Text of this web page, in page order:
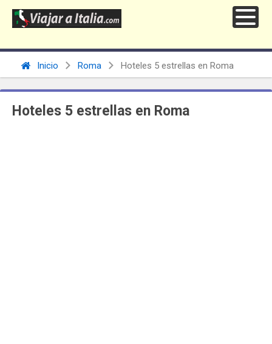
Inicio Roma Hoteles 5 estrellas en Roma
Hoteles 5 estrellas en Roma